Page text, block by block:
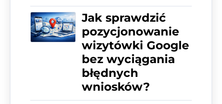
Jak sprawdzić
pozycjonowanie
wizytówki Google
bez wyciągania
błędnych
wniosków?